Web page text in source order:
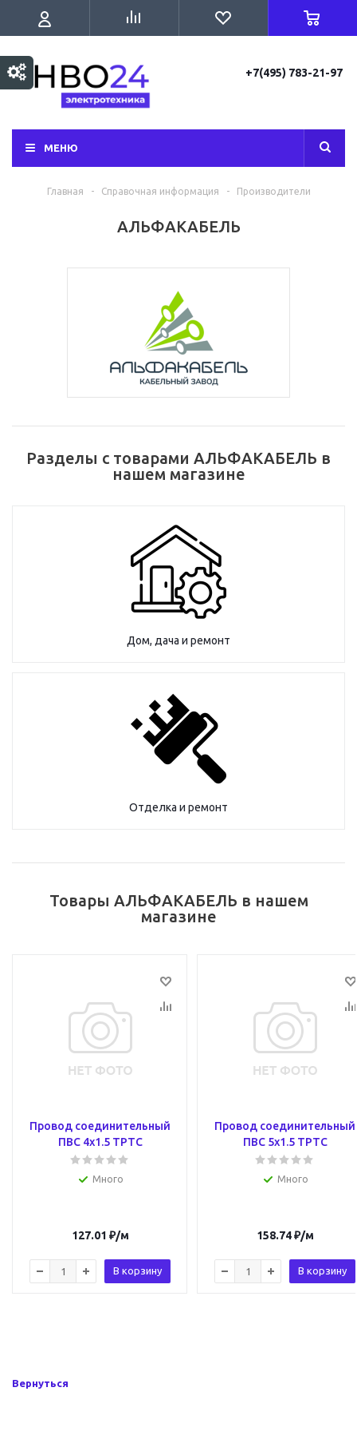
+7(495) 783-21-97
МЕНЮ
Главная - Справочная информация - Производители
АЛЬФАКАБЕЛЬ
Разделы с товарами АЛЬФАКАБЕЛЬ в
нашем магазине
Дом, дача и ремонт
Отделка и ремонт
Товары АЛЬФАКАБЕЛЬ в нашем
магазине
Провод соединительный
ПВС 4х1.5 ТРТС
Много
127.01 ₽/м
В корзину
Провод соединительный
ПВС 5х1.5 ТРТС
Много
158.74₽/м
В корзину
Вернуться